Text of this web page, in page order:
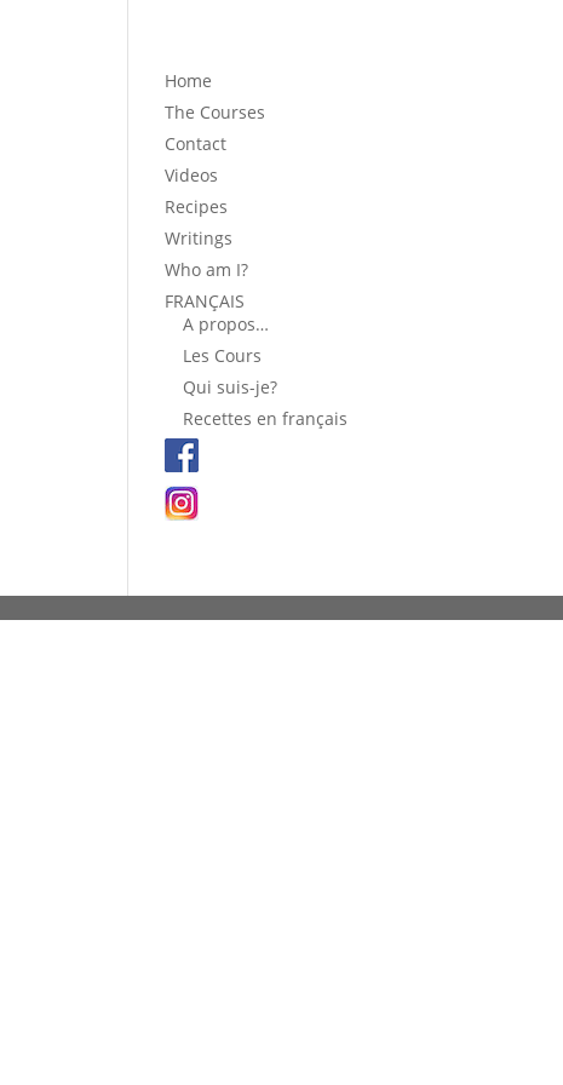
Home
The Courses
Contact
Videos
Recipes
Writings
Who am I?
FRANÇAIS
A propos…
Les Cours
Qui suis-je?
Recettes en français